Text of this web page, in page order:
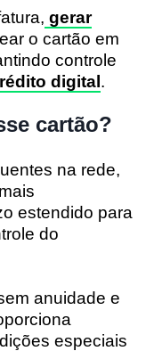
gerar
o cartão em
controle
digital.
cartão?
na rede,
estendido para
do
anuidade e
especiais